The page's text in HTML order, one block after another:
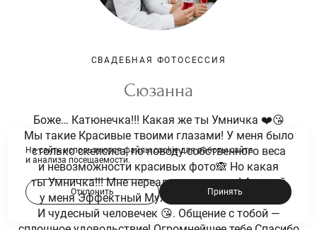
СВАДЕБНАЯ ФОТОСЕССИЯ
Сюзанна
Боже… Катюнечка!!! Какая же ты Умничка ❤️😘
Мы такие Красивые твоими глазами! У меня было
столько скепсиса, по поводу собственного веса
и невозможности красивых фото🙈 Но какая
ты Умничка!!! Мне нереально нравится! А какой
у меня Эффектный Муж! Ты Профессионал!!!
И чудесный человечек 😘. Общение с тобой —
На сайте используются файлы cookie для работы сайта
и анализа посещаемости.
Отклонить Принять